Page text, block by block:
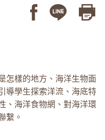
怎樣的地方、海洋生物面
導學生探索洋流、海底特
、海洋食物網、對海洋環
繫。